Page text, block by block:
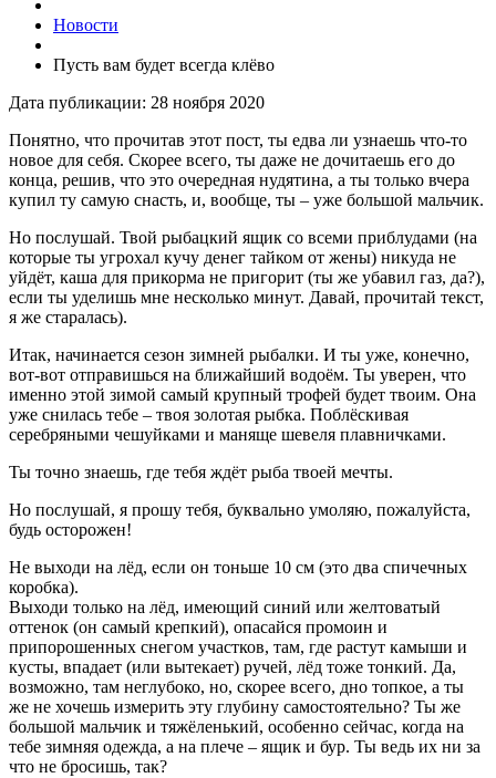
Новости
Пусть вам будет всегда клёво
Дата публикации: 28 ноября 2020
Понятно, что прочитав этот пост, ты едва ли узнаешь что-то
новое для себя. Скорее всего, ты даже не дочитаешь его до
конца, решив, что это очередная нудятина, а ты только вчера
купил ту самую снасть, и, вообще, ты – уже большой мальчик.
Но послушай. Твой рыбацкий ящик со всеми приблудами (на
которые ты угрохал кучу денег тайком от жены) никуда не
уйдёт, каша для прикорма не пригорит (ты же убавил газ, да?),
если ты уделишь мне несколько минут. Давай, прочитай текст,
я же старалась).
Итак, начинается сезон зимней рыбалки. И ты уже, конечно,
вот-вот отправишься на ближайший водоём. Ты уверен, что
именно этой зимой самый крупный трофей будет твоим. Она
уже снилась тебе – твоя золотая рыбка. Поблёскивая
серебряными чешуйками и маняще шевеля плавничками.
Ты точно знаешь, где тебя ждёт рыба твоей мечты.
Но послушай, я прошу тебя, буквально умоляю, пожалуйста,
будь осторожен!
Не выходи на лёд, если он тоньше 10 см (это два спичечных
коробка).
Выходи только на лёд, имеющий синий или желтоватый
оттенок (он самый крепкий), опасайся промоин и
припорошенных снегом участков, там, где растут камыши и
кусты, впадает (или вытекает) ручей, лёд тоже тонкий. Да,
возможно, там неглубоко, но, скорее всего, дно топкое, а ты
же не хочешь измерить эту глубину самостоятельно? Ты же
большой мальчик и тяжёленький, особенно сейчас, когда на
тебе зимняя одежда, а на плече – ящик и бур. Ты ведь их ни за
что не бросишь, так?